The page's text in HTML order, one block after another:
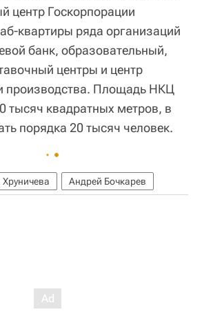
центр Госкорпорации
квартиры ряда организаций
банк, образовательный,
центры и центр
производства. Площадь НКЦ
тысяч квадратных метров, в
порядка 20 тысяч человек.
Андрей Бочкарев